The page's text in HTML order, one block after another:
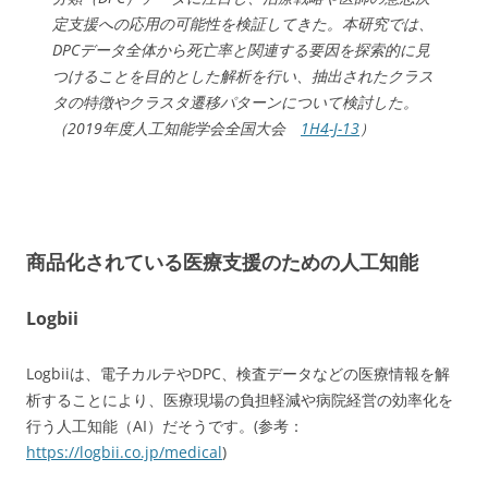
定支援への応用の可能性を検証してきた。本研究では、
DPCデータ全体から死亡率と関連する要因を探索的に見
つけることを目的とした解析を行い、抽出されたクラス
タの特徴やクラスタ遷移パターンについて検討した。
（2019年度人工知能学会全国大会
1H4-J-13）
商品化されている医療支援のための人工知能
Logbii
Logbiiは、電子カルテやDPC、検査データなどの医療情報を解
析することにより、医療現場の負担軽減や病院経営の効率化を
行う人工知能（AI）だそうです。(参考：
https://logbii.co.jp/medical)